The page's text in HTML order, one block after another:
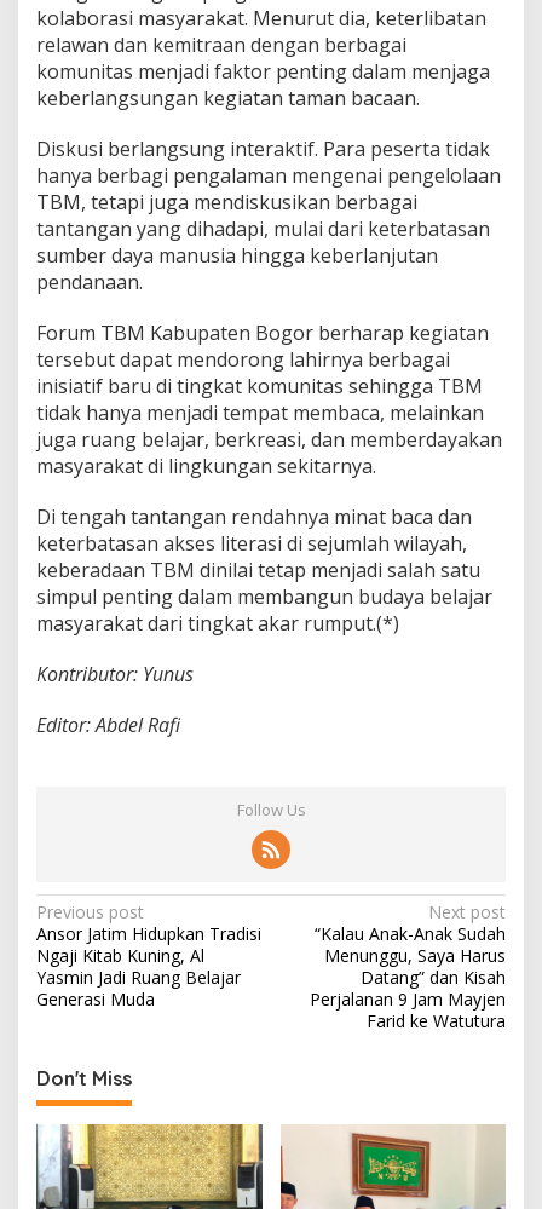
kolaborasi masyarakat. Menurut dia, keterlibatan
relawan dan kemitraan dengan berbagai
komunitas menjadi faktor penting dalam menjaga
keberlangsungan kegiatan taman bacaan.
Diskusi berlangsung interaktif. Para peserta tidak
hanya berbagi pengalaman mengenai pengelolaan
TBM, tetapi juga mendiskusikan berbagai
tantangan yang dihadapi, mulai dari keterbatasan
sumber daya manusia hingga keberlanjutan
pendanaan.
Forum TBM Kabupaten Bogor berharap kegiatan
tersebut dapat mendorong lahirnya berbagai
inisiatif baru di tingkat komunitas sehingga TBM
tidak hanya menjadi tempat membaca, melainkan
juga ruang belajar, berkreasi, dan memberdayakan
masyarakat di lingkungan sekitarnya.
Di tengah tantangan rendahnya minat baca dan
keterbatasan akses literasi di sejumlah wilayah,
keberadaan TBM dinilai tetap menjadi salah satu
simpul penting dalam membangun budaya belajar
masyarakat dari tingkat akar rumput.(*)
Kontributor: Yunus
Editor: Abdel Rafi
Follow Us
P
o
s
a
v
i
g
Previous post
Ansor Jatim Hidupkan Tradisi
Ngaji Kitab Kuning, Al
Yasmin Jadi Ruang Belajar
Generasi Muda
Next post
“Kalau Anak-Anak Sudah
Menunggu, Saya Harus
Datang” dan Kisah
Perjalanan 9 Jam Mayjen
Farid ke Watutura
Don't Miss